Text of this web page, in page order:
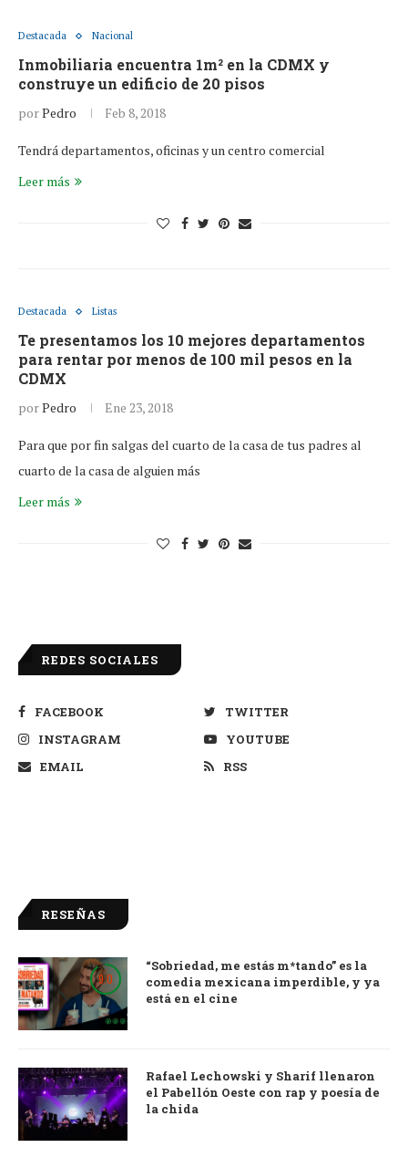
Destacada Nacional
Inmobiliaria encuentra 1m² en la CDMX y
construye un edificio de 20 pisos
porPedro Feb 8, 2018
Tendrá departamentos, oficinas y un centro comercial
Leer más
Destacada Listas
Te presentamos los 10 mejores departamentos
para rentar por menos de 100 mil pesos en la
CDMX
porPedro Ene 23, 2018
Para que por fin salgas del cuarto de la casa de tus padres al
cuarto de la casa de alguien más
Leer más
REDES SOCIALES
FACEBOOK
TWITTER
INSTAGRAM
YOUTUBE
EMAIL
RSS
RESEÑAS
9.0
“Sobriedad, me estás m*tando” es la
comedia mexicana imperdible, y ya
está en el cine
Rafael Lechowski y Sharif llenaron
el Pabellón Oeste con rap y poesía de
la chida